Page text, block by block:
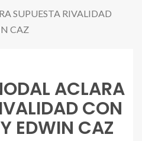
SUPUESTA RIVALIDAD
CAZ
ACLARA
CON
EDWIN CAZ